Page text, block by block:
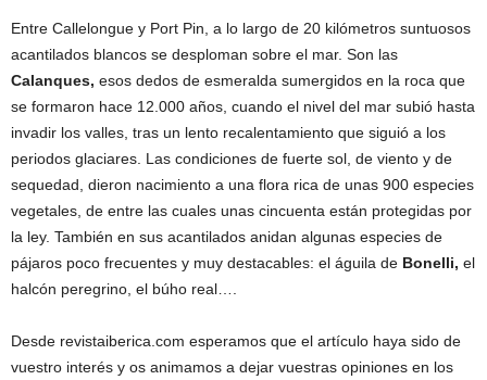
Entre Callelongue y Port Pin, a lo largo de 20 kilómetros suntuosos
acantilados blancos se desploman sobre el mar. Son las
Calanques, esos dedos de esmeralda sumergidos en la roca que
se formaron hace 12.000 años, cuando el nivel del mar subió hasta
invadir los valles, tras un lento recalentamiento que siguió a los
periodos glaciares. Las condiciones de fuerte sol, de viento y de
sequedad, dieron nacimiento a una flora rica de unas 900 especies
vegetales, de entre las cuales unas cincuenta están protegidas por
la ley. También en sus acantilados anidan algunas especies de
pájaros poco frecuentes y muy destacables: el águila de Bonelli, el
halcón peregrino, el búho real….
Desde revistaiberica.com esperamos que el artículo haya sido de
vuestro interés y os animamos a dejar vuestras opiniones en los